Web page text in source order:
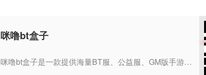
咪噜bt盒子
咪噜bt盒子是一款提供海量BT服、公益服、GM版手游折扣、礼包等福利的手游盒子!折扣手游，任意金额3折起!24小时即充即返，自动打折，终生折扣!